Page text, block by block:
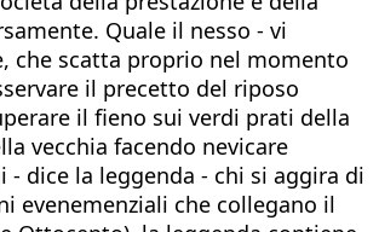
Quale il nesso - vi
che scatta proprio nel momento
il precetto del riposo
il fieno sui verdi prati della
vecchia facendo nevicare
dice la leggenda - chi si aggira di
evenemenziali che collegano il